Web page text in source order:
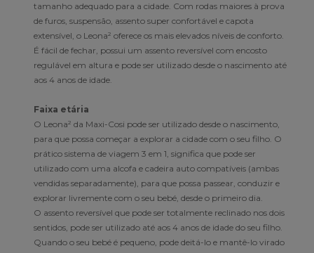
tamanho adequado para a cidade. Com rodas maiores à prova
de furos, suspensão, assento super confortável e capota
extensível, o Leona² oferece os mais elevados níveis de conforto.
É fácil de fechar, possui um assento reversível com encosto
regulável em altura e pode ser utilizado desde o nascimento até
aos 4 anos de idade.
Faixa etária
O Leona² da Maxi-Cosi pode ser utilizado desde o nascimento,
para que possa começar a explorar a cidade com o seu filho. O
prático sistema de viagem 3 em 1, significa que pode ser
utilizado com uma alcofa e cadeira auto compatíveis (ambas
vendidas separadamente), para que possa passear, conduzir e
explorar livremente com o seu bebé, desde o primeiro dia.
O assento reversível que pode ser totalmente reclinado nos dois
sentidos, pode ser utilizado até aos 4 anos de idade do seu filho.
Quando o seu bebé é pequeno, pode deitá-lo e mantê-lo virado